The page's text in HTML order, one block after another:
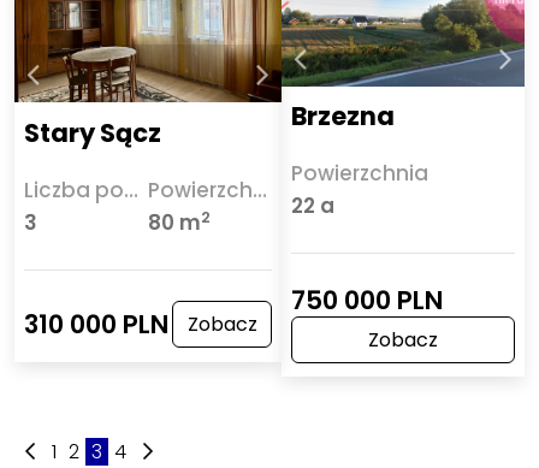
Stary Sącz
Liczba pokoi
3
Powierzchnia
80 m2
310 000 PLN Zobacz
Brzezna
Powierzchnia
22 a
750 000 PLN
Zobacz
1 2 3 4